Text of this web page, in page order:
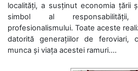
localități, a susținut economia țării
simbol al
profesionalismului. Toate aceste
datorită generațiilor de feroviari,
munca și viața acestei ramuri....